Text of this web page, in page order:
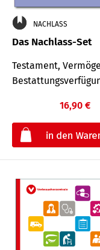
NACHLASS
Das Nachlass-Set
Testament,
16,90 €